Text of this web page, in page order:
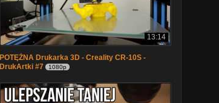
13:14
POTĘŻNA Drukarka 3D - Creality CR-10S -
DrukArtki #7
1080p